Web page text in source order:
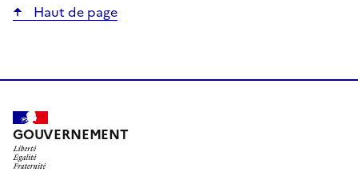
Haut de page
GOUVERNEMENT